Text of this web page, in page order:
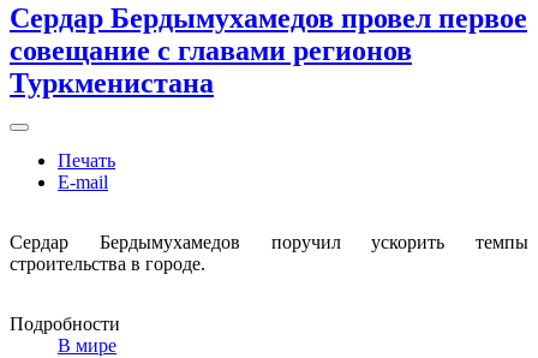
Сердар Бердымухамедов провел первое
совещание с главами регионов
Туркменистана
Печать
E-mail
Сердар Бердымухамедов поручил ускорить темпы
строительства в городе.
Подробности
В мире